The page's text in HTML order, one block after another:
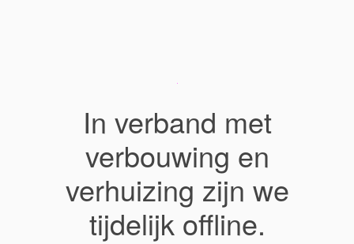
In verband met
verbouwing en
verhuizing zijn we
tijdelijk offline.